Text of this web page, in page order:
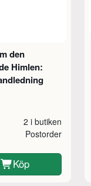
den
Himlen:
2 i butiken
Postorder
Köp